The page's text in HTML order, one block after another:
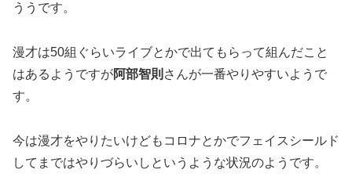
ううです。
漫才は50組ぐらいライブとかで出てもらって組んだこと
はあるようですが阿部智則 さんが一番やりやすいようで
す。
今は漫才をやりたいけどもコロナとかでフェイスシールド
してまではやりづらいしというような状況のようです。